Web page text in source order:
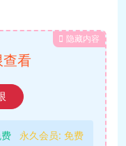
隐藏内容
看
永久会员: 免费